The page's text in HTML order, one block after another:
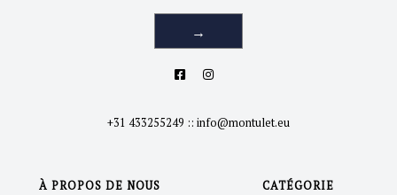
→
+31 433255249 :: info@montulet.eu
À PROPOS DE NOUS CATÉGORIE